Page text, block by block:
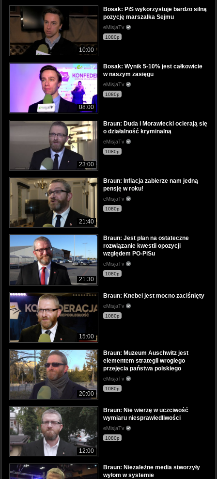
10:00
Bosak: PiS wykorzystuje bardzo silną
pozycję marszałka Sejmu
eMisjaTv
1080p
08:00
Bosak: Wynik 5-10% jest całkowicie
w naszym zasięgu
eMisjaTv
1080p
23:00
Braun: Duda i Morawiecki ocierają się
o działalność kryminalną
eMisjaTv
1080p
21:40
Braun: Inflacja zabierze nam jedną
pensję w roku!
eMisjaTv
1080p
21:30
Braun: Jest plan na ostateczne
rozwiązanie kwestii opozycji
względem PO-PiSu
eMisjaTv
1080p
15:00
Braun: Knebel jest mocno zaciśnięty
eMisjaTv
1080p
20:00
Braun: Muzeum Auschwitz jest
elementem strategii wrogiego
przejęcia państwa polskiego
eMisjaTv
1080p
12:00
Braun: Nie wierzę w uczciwość
wymiaru niesprawiedliwości
eMisjaTv
1080p
Braun: Niezależne media stworzyły
wyłom w systemie